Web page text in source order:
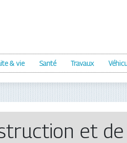
& vie Santé Travaux
et